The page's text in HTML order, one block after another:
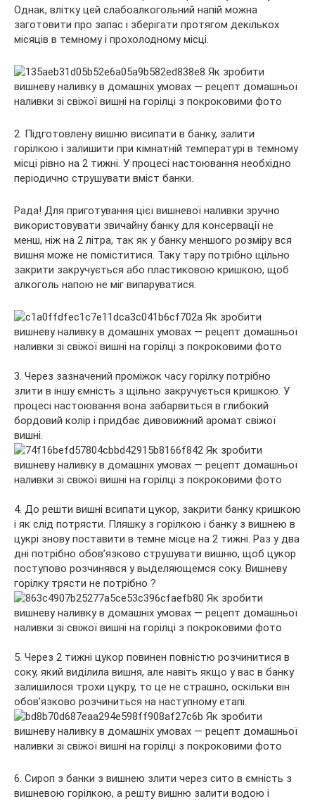
Однак, влітку цей слабоалкогольний напій можна
заготовити про запас і зберігати протягом декількох
місяців в темному і прохолодному місці.
2. Підготовлену вишню висипати в банку, залити
горілкою і залишити при кімнатній температурі в темному
місці рівно на 2 тижні. У процесі настоювання необхідно
періодично струшувати вміст банки.
Рада! Для приготування цієї вишневої наливки зручно
використовувати звичайну банку для консервації не
менш, ніж на 2 літра, так як у банку меншого розміру вся
вишня може не поміститися. Таку тару потрібно щільно
закрити закручується або пластиковою кришкою, щоб
алкоголь напою не міг випаруватися.
3. Через зазначений проміжок часу горілку потрібно
злити в іншу ємність з щільно закручується кришкою. У
процесі настоювання вона забарвиться в глибокий
бордовий колір і придбає дивовижний аромат свіжої
вишні.
4. До решти вишні всипати цукор, закрити банку кришкою
і як слід потрясти. Пляшку з горілкою і банку з вишнею в
цукрі знову поставити в темне місце на 2 тижні. Раз у два
дні потрібно обов’язково струшувати вишню, щоб цукор
поступово розчинявся у выделяющемся соку. Вишневу
горілку трясти не потрібно ?
5. Через 2 тижні цукор повинен повністю розчинитися в
соку, який виділила вишня, але навіть якщо у вас в банку
залишилося трохи цукру, то це не страшно, оскільки він
обов’язково розчиниться на наступному етапі.
6. Сироп з банки з вишнею злити через сито в ємність з
вишневою горілкою, а решту вишню залити водою і